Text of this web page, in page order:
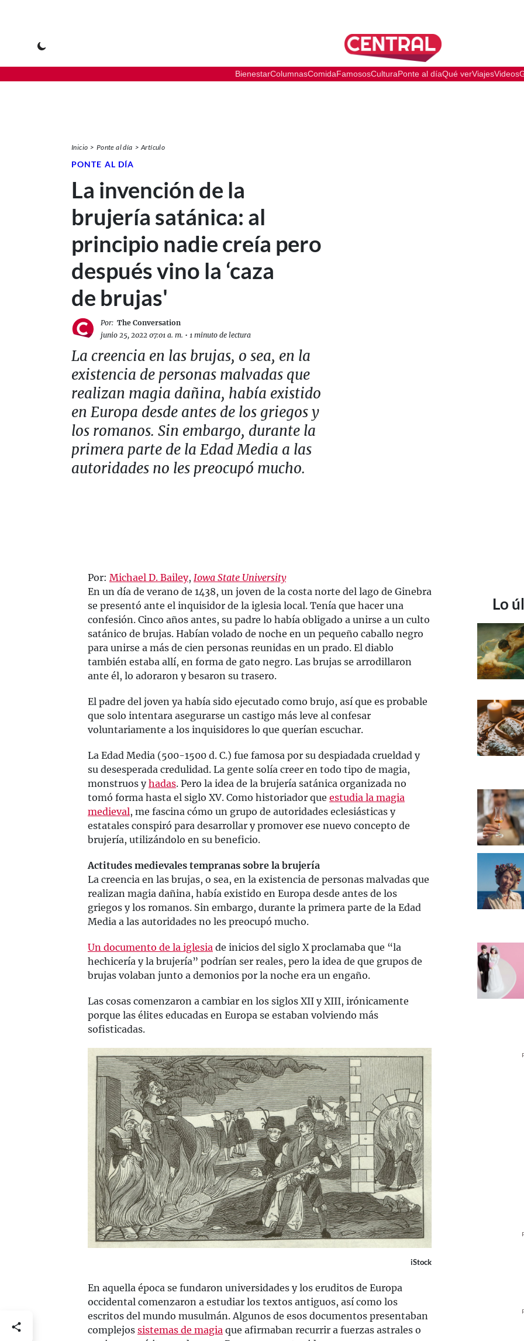
BienestarColumnasComidaFamososCulturaPonte al díaQué verViajesVideos
Inicio Ponte al día Artículo
PONTE AL DÍA
La invención de la
brujería satánica: al
principio nadie creía pero
después vino la ‘caza
de brujas'
Por: The Conversation
junio 25, 2022 07:01 a. m. • 1 minuto de lectura
La creencia en las brujas, o sea, en la
existencia de personas malvadas que
realizan magia dañina, había existido
en Europa desde antes de los griegos y
los romanos. Sin embargo, durante la
primera parte de la Edad Media a las
autoridades no les preocupó mucho.
Por: Michael D. Bailey, Iowa State University
En un día de verano de 1438, un joven de la costa norte del lago de Ginebra
se presentó ante el inquisidor de la iglesia local. Tenía que hacer una
confesión. Cinco años antes, su padre lo había obligado a unirse a un culto
satánico de brujas. Habían volado de noche en un pequeño caballo negro
para unirse a más de cien personas reunidas en un prado. El diablo
también estaba allí, en forma de gato negro. Las brujas se arrodillaron
ante él, lo adoraron y besaron su trasero.
El padre del joven ya había sido ejecutado como brujo, así que es probable
que solo intentara asegurarse un castigo más leve al confesar
voluntariamente a los inquisidores lo que querían escuchar.
La Edad Media (500-1500 d. C.) fue famosa por su despiadada crueldad y
su desesperada credulidad. La gente solía creer en todo tipo de magia,
monstruos yhadas. Pero la idea de la brujería satánica organizada no
tomó forma hasta el siglo XV. Como historiador que estudia la magia
medieval, me fascina cómo un grupo de autoridades eclesiásticas y
estatales conspiró para desarrollar y promover ese nuevo concepto de
brujería, utilizándolo en su beneficio.
Actitudes medievales tempranas sobre la brujería
La creencia en las brujas, o sea, en la existencia de personas malvadas que
realizan magia dañina, había existido en Europa desde antes de los
griegos y los romanos. Sin embargo, durante la primera parte de la Edad
Media a las autoridades no les preocupó mucho.
Un documento de la iglesia de inicios del siglo X proclamaba que “la
hechicería y la brujería” podrían ser reales, pero la idea de que grupos de
brujas volaban junto a demonios por la noche era un engaño.
Las cosas comenzaron a cambiar en los siglos XII y XIII, irónicamente
porque las élites educadas en Europa se estaban volviendo más
sofisticadas.
iStock
En aquella época se fundaron universidades y los eruditos de Europa
occidental comenzaron a estudiar los textos antiguos, así como los
escritos del mundo musulmán. Algunos de esos documentos presentaban
complejos sistemas de magia que afirmaban recurrir a fuerzas astrales o
Lo